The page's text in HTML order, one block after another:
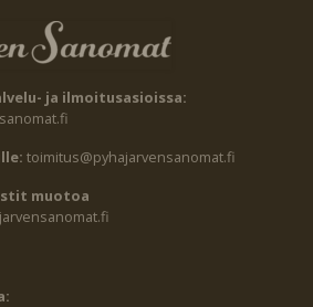
ja ilmoitusasioissa:
toimitus@pyhajarvensanomat.fi
muotoa